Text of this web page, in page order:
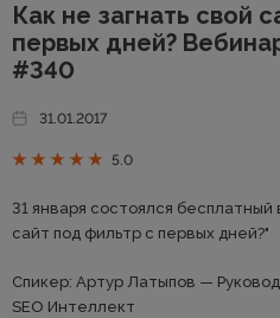
Как не загнать свой
первых дней?
#340
31.01.2017
5.0
31 января состоялся бесплатный
сайт под фильтр с первых дней?"
Спикер: Артур Латыпов —
SEO Интеллект